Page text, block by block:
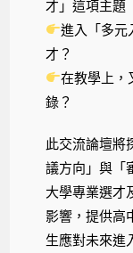
才」這項主題
進入「多元
才？
在教學上，
錄？
此交流論壇將
議方向」與「
大學專業選才
影響，提供高
生應對未來進